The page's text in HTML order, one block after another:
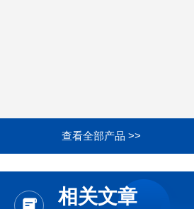
查看全部产品 >>
相关文章